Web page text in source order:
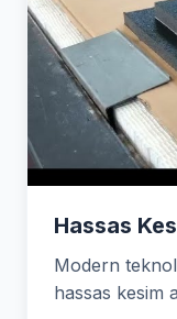
Hassas
Modern
hassas kesim